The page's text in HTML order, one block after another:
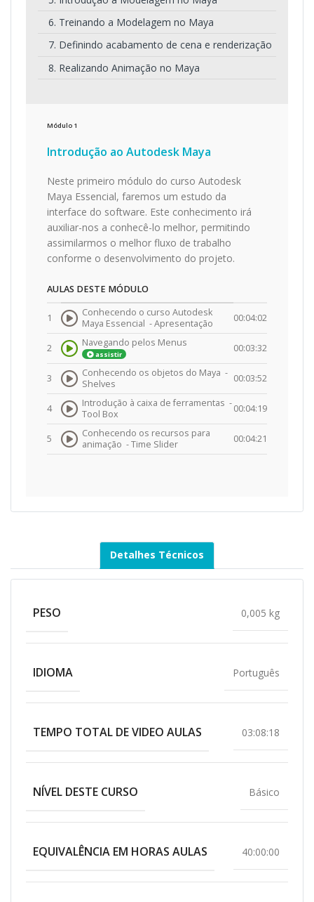
6. Treinando a Modelagem no Maya
7. Definindo acabamento de cena e renderização
8. Realizando Animação no Maya
Módulo 1
Introdução ao Autodesk Maya
Neste primeiro módulo do curso Autodesk
Maya Essencial, faremos um estudo da
interface do software. Este conhecimento irá
auxiliar-nos a conhecê-lo melhor, permitindo
assimilarmos o melhor fluxo de trabalho
conforme o desenvolvimento do projeto.
AULAS DESTE MÓDULO
1
Conhecendo o curso Autodesk
Maya Essencial -Apresentação 00:04:02
2 Navegando pelos Menus
assistir
00:03:32
3
Conhecendo os objetos do Maya -
Shelves
00:03:52
4
Introdução à caixa de ferramentas -
Tool Box
00:04:19
5
Conhecendo os recursos para
animação -Time Slider 00:04:21
Detalhes Técnicos
PESO 0,005 kg
IDIOMA Português
TEMPO TOTAL DE VIDEO AULAS 03:08:18
NÍVEL DESTE CURSO Básico
EQUIVALÊNCIA EM HORAS AULAS 40:00:00